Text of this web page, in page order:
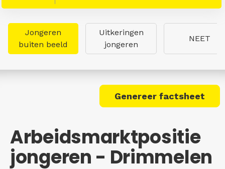
Jongeren
buiten beeld
Uitkeringen
jongeren
NEET
Genereer factsheet
Arbeidsmarktpositie
jongeren - Drimmelen